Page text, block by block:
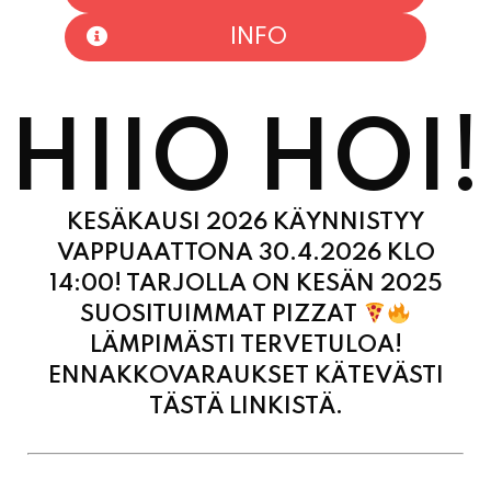
HIIO HOI!
KESÄKAUSI 2026 KÄYNNISTYY
VAPPUAATTONA 30.4.2026 KLO
14:00! TARJOLLA ON KESÄN 2025
SUOSITUIMMAT PIZZAT
LÄMPIMÄSTI TERVETULOA!
ENNAKKOVARAUKSET KÄTEVÄSTI
TÄSTÄ LINKISTÄ.